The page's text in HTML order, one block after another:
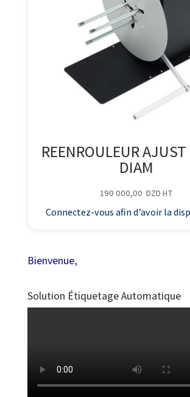
REENROULEUR
DIAM
190 000,00 DZD HT
Connectez-vous afin d’avoir la
Bienvenue,
Solution Étiquetage Automatique